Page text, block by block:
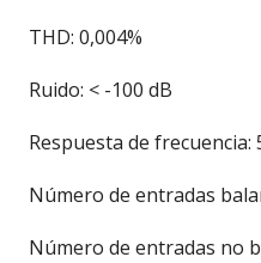
THD: 0,004%
Ruido: < -100 dB
Respuesta de frecuencia:
Número de entradas
Número de entradas no